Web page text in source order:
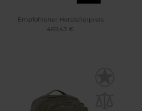
Empfohlener Herstellerpreis
469,43 €